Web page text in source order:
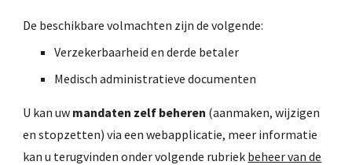
De beschikbare volmachten zijn de volgende:
Verzekerbaarheid en derde betaler
Medisch administratieve documenten
U kan uw mandaten zelf beheren (aanmaken, wijzigen
en stopzetten) via een webapplicatie, meer informatie
kan u terugvinden onder volgende rubriek beheer van de